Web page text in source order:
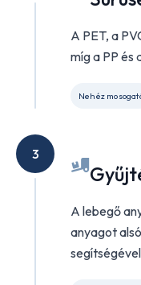
A PET, a
míg a PP és
Nehéz
3
A lebegő
anyagot